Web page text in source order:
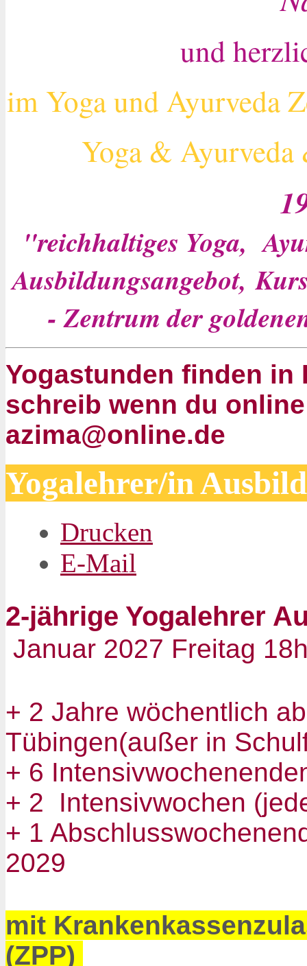
und
im Yoga und Ayurveda
Yoga &
"reichhaltiges Yoga,
Ausbildungsangebot,
- Zentrum der
Yogastunden finden in
schreib wenn du
azima@online.de
Yogalehrer/in
Drucken
E-Mail
2-jährige Yogalehrer
Januar 2027 Freitag
+ 2 Jahre wöchentlich
Tübingen(außer in
+ 6
+ 2 Intensivwochen
+ 1
2029
mit
(ZPP)